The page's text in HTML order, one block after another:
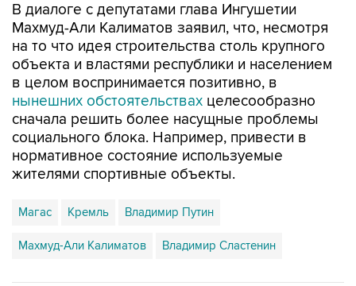
В диалоге с депутатами глава Ингушетии
Махмуд-Али Калиматов заявил, что, несмотря
на то что идея строительства столь крупного
объекта и властями республики и населением
в целом воспринимается позитивно, в
нынешних обстоятельствах целесообразно
сначала решить более насущные проблемы
социального блока. Например, привести в
нормативное состояние используемые
жителями спортивные объекты.
Магас Кремль Владимир Путин
Махмуд-Али Калиматов Владимир Сластенин